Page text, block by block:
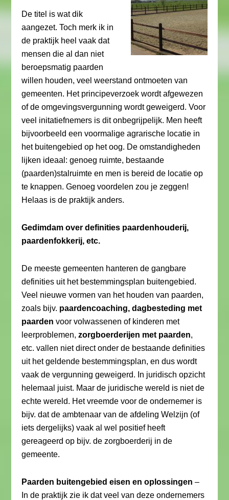
De titel is wat dik
aangezet. Toch merk ik in
de praktijk heel vaak dat
mensen die al dan niet
beroepsmatig paarden
willen houden, veel weerstand ontmoeten van
gemeenten. Het principeverzoek wordt afgewezen
of de omgevingsvergunning wordt geweigerd. Voor
veel initatiefnemers is dit onbegrijpelijk. Men heeft
bijvoorbeeld een voormalige agrarische locatie in
het buitengebied op het oog. De omstandigheden
lijken ideaal: genoeg ruimte, bestaande
(paarden)stalruimte en men is bereid de locatie op
te knappen. Genoeg voordelen zou je zeggen!
Helaas is de praktijk anders.
Gedimdam over definities paardenhouderij,
paardenfokkerij, etc.
De meeste gemeenten hanteren de gangbare
definities uit het bestemmingsplan buitengebied.
Veel nieuwe vormen van het houden van paarden,
zoals bijv. paardencoaching, dagbesteding met
paarden voor volwassenen of kinderen met
leerproblemen,zorgboerderijen met paarden,
etc. vallen niet direct onder de bestaande definities
uit het geldende bestemmingsplan, en dus wordt
vaak de vergunning geweigerd. In juridisch opzicht
helemaal juist. Maar de juridische wereld is niet de
echte wereld. Het vreemde voor de ondernemer is
bijv. dat de ambtenaar van de afdeling Welzijn (of
iets dergelijks) vaak al wel positief heeft
gereageerd op bijv. de zorgboerderij in de
gemeente.
Paarden buitengebied eisen en oplossingen –
In de praktijk zie ik dat veel van deze ondernemers